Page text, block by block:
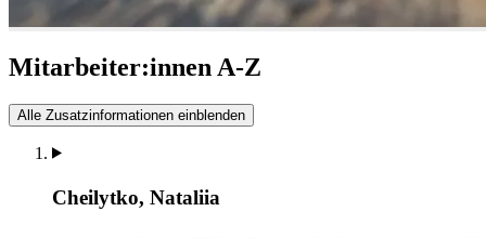
Mitarbeiter:innen A-Z
Alle Zusatzinformationen einblenden
Cheilytko, Nataliia